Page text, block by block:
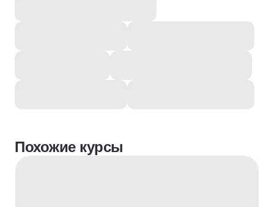
Похожие курсы